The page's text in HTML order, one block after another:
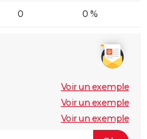
0 0 %
Voir un exemple
Voir un exemple
Voir un exemple